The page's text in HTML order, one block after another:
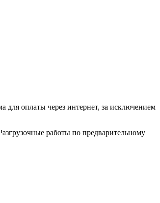
оплаты через интернет, за исключением
работы по предварительному